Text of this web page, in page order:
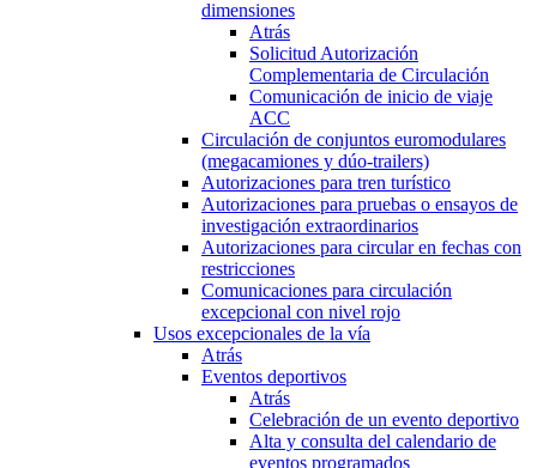
dimensiones
Atrás
Solicitud Autorización
Complementaria de Circulación
Comunicación de inicio de viaje
ACC
Circulación de conjuntos euromodulares
(megacamiones y dúo-trailers)
Autorizaciones para tren turístico
Autorizaciones para pruebas o ensayos de
investigación extraordinarios
Autorizaciones para circular en fechas con
restricciones
Comunicaciones para circulación
excepcional con nivel rojo
Usos excepcionales de la vía
Atrás
Eventos deportivos
Atrás
Celebración de un evento deportivo
Alta y consulta del calendario de
eventos programados